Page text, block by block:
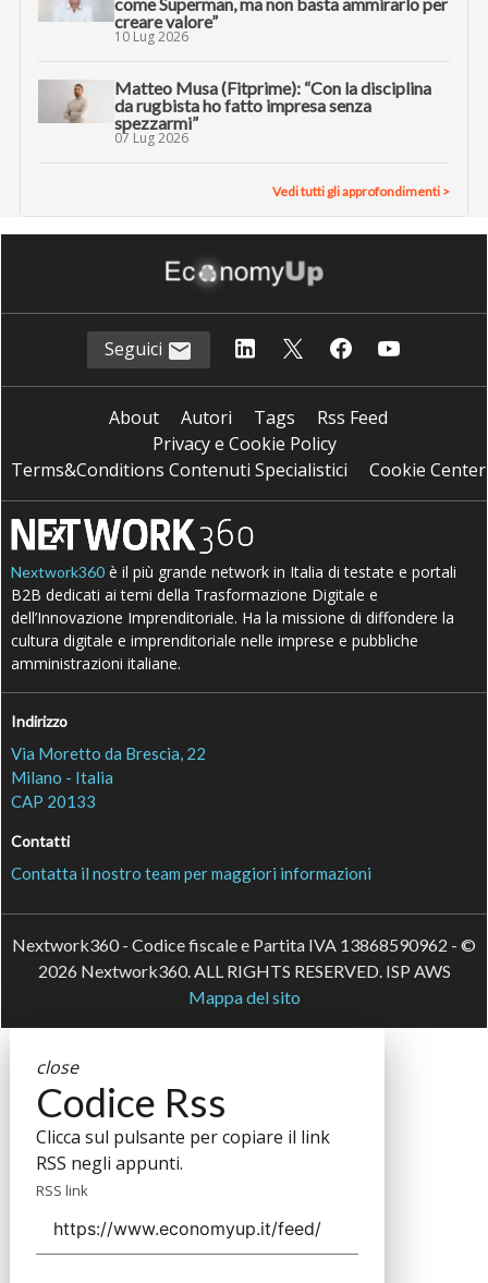
creare valore”
10 Lug 2026
Matteo Musa (Fitprime): “Con la disciplina
da rugbista ho fatto impresa senza
spezzarmi”
07 Lug 2026
Vedi tutti gli approfondimenti >
Seguici
About Autori Tags
Rss Feed
Privacy e Cookie Policy
Terms&Conditions Contenuti Specialistici
Cookie Center
Nextwork360 è il più grande network in Italia di testate e portali
B2B dedicati ai temi della Trasformazione Digitale e
dell’Innovazione Imprenditoriale. Ha la missione di diffondere la
cultura digitale e imprenditoriale nelle imprese e pubbliche
amministrazioni italiane.
Indirizzo
Via Moretto da Brescia, 22
Milano - Italia
CAP 20133
Contatti
Contatta il nostro team per maggiori informazioni
Nextwork360 - Codice fiscale e Partita IVA 13868590962 - ©
2026 Nextwork360. ALL RIGHTS RESERVED. ISP AWS
Mappa del sito
close
Codice Rss
Clicca sul pulsante per copiare il link
RSS negli appunti.
RSS link